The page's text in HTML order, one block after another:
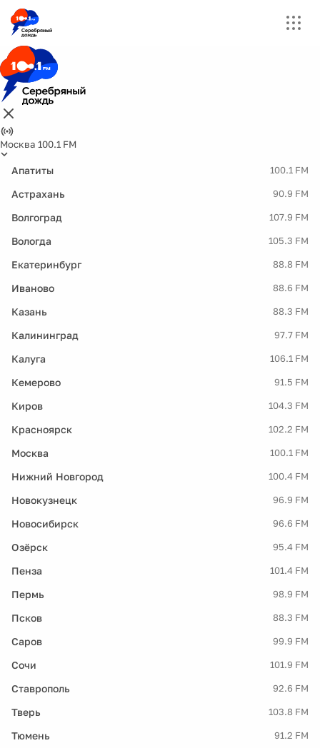
Москва 100.1 FM
Апатиты 100.1 FM
Астрахань 90.9 FM
Волгоград 107.9 FM
Вологда 105.3 FM
Екатеринбург 88.8 FM
Иваново 88.6 FM
Казань 88.3 FM
Калининград 97.7 FM
Калуга 106.1 FM
Кемерово 91.5 FM
Киров 104.3 FM
Красноярск 102.2 FM
Москва 100.1 FM
Нижний Новгород 100.4 FM
Новокузнецк 96.9 FM
Новосибирск 96.6 FM
Озёрск 95.4 FM
Пенза 101.4 FM
Пермь 98.9 FM
Псков 88.3 FM
Саров 99.9 FM
Сочи 101.9 FM
Ставрополь 92.6 FM
Тверь 103.8 FM
Тюмень 91.2 FM